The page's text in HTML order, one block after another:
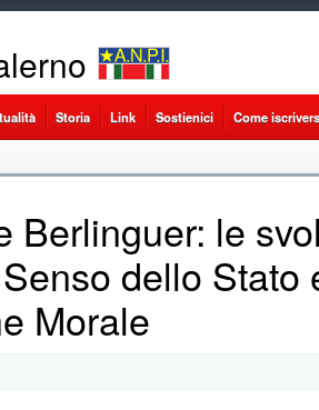
Storia Link Sostienici Come
Berlinguer: le
dello Stato
Morale